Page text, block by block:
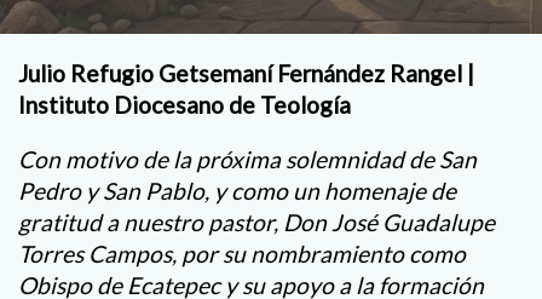
Julio Refugio Getsemaní Fernández Rangel |
Instituto Diocesano de Teología
Con motivo de la próxima solemnidad de San
Pedro y San Pablo, y como un homenaje de
gratitud a nuestro pastor, Don José Guadalupe
Torres Campos, por su nombramiento como
Obispo de Ecatepec y su apoyo a la formación